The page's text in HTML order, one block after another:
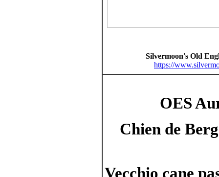
Silvermoon's Old
https://
OES
Chien de
Vecchio cane